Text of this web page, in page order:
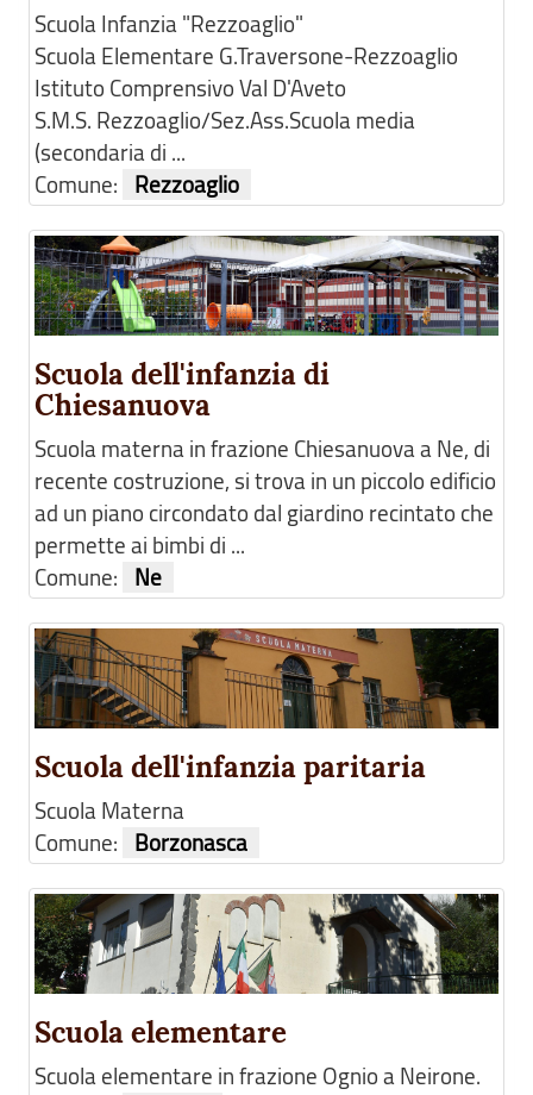
Scuola Infanzia "Rezzoaglio"
Scuola Elementare G.Traversone-Rezzoaglio
Istituto Comprensivo Val D'Aveto
S.M.S. Rezzoaglio/Sez.Ass.Scuola media
(secondaria di ...
Comune:
Rezzoaglio
Scuola dell'infanzia di
Chiesanuova
Scuola materna in frazione Chiesanuova a Ne, di
recente costruzione, si trova in un piccolo edificio
ad un piano circondato dal giardino recintato che
permette ai bimbi di ...
Comune:
Ne
Scuola dell'infanzia paritaria
Scuola Materna
Comune:
Borzonasca
Scuola elementare
Scuola elementare in frazione Ognio a Neirone.